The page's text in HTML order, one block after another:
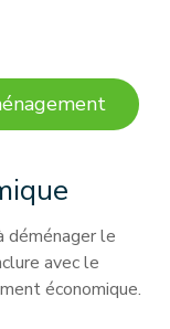
déménager le
avec le
économique.